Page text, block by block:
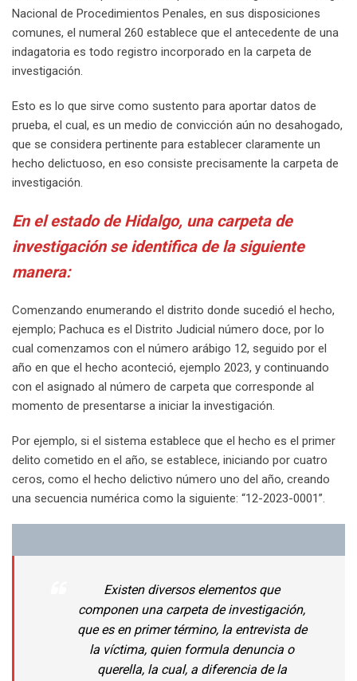
Nacional de Procedimientos Penales, en sus disposiciones
comunes, el numeral 260 establece que el antecedente de una
indagatoria es todo registro incorporado en la carpeta de
investigación.
Esto es lo que sirve como sustento para aportar datos de
prueba, el cual, es un medio de convicción aún no desahogado,
que se considera pertinente para establecer claramente un
hecho delictuoso, en eso consiste precisamente la carpeta de
investigación.
En el estado de Hidalgo, una carpeta de
investigación se identifica de la siguiente
manera:
Comenzando enumerando el distrito donde sucedió el hecho,
ejemplo; Pachuca es el Distrito Judicial número doce, por lo
cual comenzamos con el número arábigo 12, seguido por el
año en que el hecho aconteció, ejemplo 2023, y continuando
con el asignado al número de carpeta que corresponde al
momento de presentarse a iniciar la investigación.
Por ejemplo, si el sistema establece que el hecho es el primer
delito cometido en el año, se establece, iniciando por cuatro
ceros, como el hecho delictivo número uno del año, creando
una secuencia numérica como la siguiente: “12-2023-0001”.
Existen diversos elementos que
componen una carpeta de investigación,
que es en primer término, la entrevista de
la víctima, quien formula denuncia o
querella, la cual, a diferencia de la